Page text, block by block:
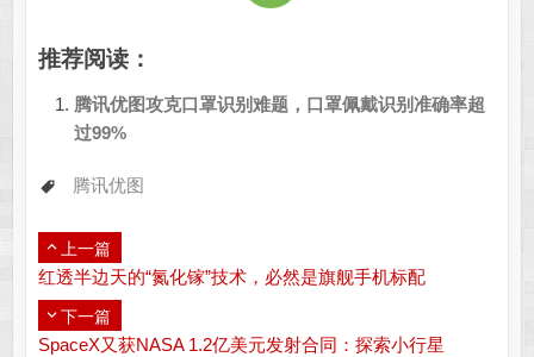
推荐阅读：
腾讯优图攻克口罩识别难题，口罩佩戴识别准确率超
过99%
腾讯优图
上一篇
红透半边天的“氮化镓”技术，必然是旗舰手机标配
下一篇
SpaceX又获NASA 1.2亿美元发射合同：探索小行星